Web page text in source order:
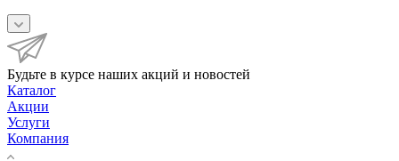
Будьте в курсе наших акций и новостей
Каталог
Акции
Услуги
Компания